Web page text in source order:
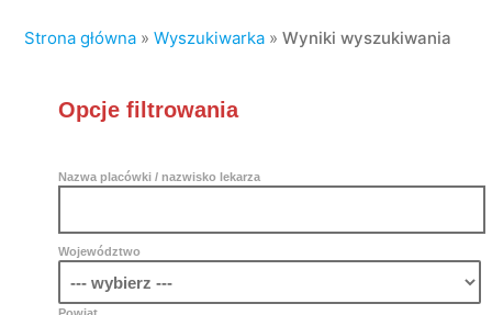
Strona główna »Wyszukiwarka »Wyniki wyszukiwania
Opcje filtrowania
Nazwa placówki / nazwisko lekarza
Województwo